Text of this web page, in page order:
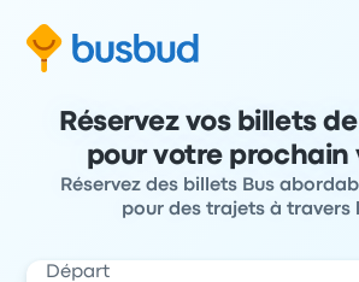
Réservez vos billets
pour votre prochain
Réservez des billets Bus
pour des trajets à travers
Départ